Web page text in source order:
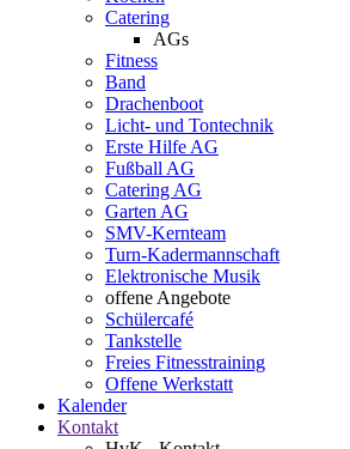
Catering
AGs
Fitness
Band
Drachenboot
Licht- und Tontechnik
Erste Hilfe AG
Fußball AG
Catering AG
Garten AG
SMV-Kernteam
Turn-Kadermannschaft
Elektronische Musik
offene Angebote
Schülercafé
Tankstelle
Freies Fitnesstraining
Offene Werkstatt
Kalender
Kontakt